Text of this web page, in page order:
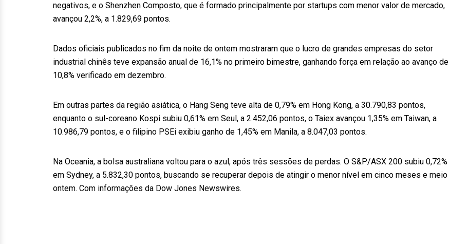
negativos, e o Shenzhen Composto, que é formado principalmente por startups com menor valor de mercado,
avançou 2,2%, a 1.829,69 pontos.
Dados oficiais publicados no fim da noite de ontem mostraram que o lucro de grandes empresas do setor
industrial chinês teve expansão anual de 16,1% no primeiro bimestre, ganhando força em relação ao avanço de
10,8% verificado em dezembro.
Em outras partes da região asiática, o Hang Seng teve alta de 0,79% em Hong Kong, a 30.790,83 pontos,
enquanto o sul-coreano Kospi subiu 0,61% em Seul, a 2.452,06 pontos, o Taiex avançou 1,35% em Taiwan, a
10.986,79 pontos, e o filipino PSEi exibiu ganho de 1,45% em Manila, a 8.047,03 pontos.
Na Oceania, a bolsa australiana voltou para o azul, após três sessões de perdas. O S&P/ASX 200 subiu 0,72%
em Sydney, a 5.832,30 pontos, buscando se recuperar depois de atingir o menor nível em cinco meses e meio
ontem. Com informações da Dow Jones Newswires.